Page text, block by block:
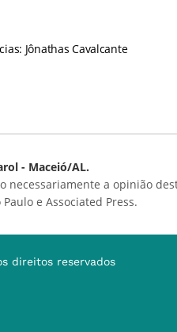
Jônathas Cavalcante
- Maceió/AL.
necessariamente a opinião
e Associated Press.
direitos reservados